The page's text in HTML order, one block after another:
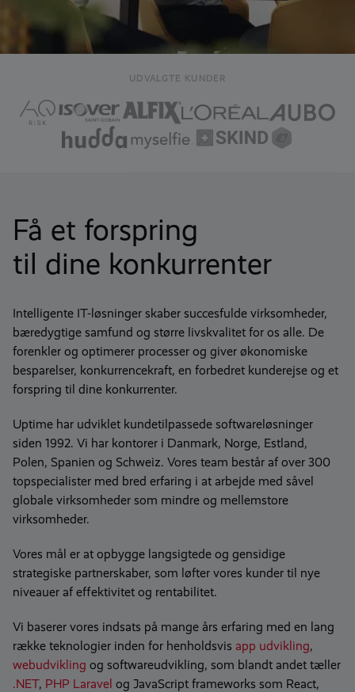
UDVALGTE KUNDER
Få et forspring
til dine konkurrenter
Intelligente IT-løsninger skaber succesfulde virksomheder,
bæredygtige samfund og større livskvalitet for os alle. De
forenkler og optimerer processer og giver økonomiske
besparelser, konkurrencekraft, en forbedret kunderejse og et
forspring til dine konkurrenter.
Uptime har udviklet kundetilpassede softwareløsninger
siden 1992. Vi har kontorer i Danmark, Norge, Estland,
Polen, Spanien og Schweiz. Vores team består af over 300
topspecialister med bred erfaring i at arbejde med såvel
globale virksomheder som mindre og mellemstore
virksomheder.
Vores mål er at opbygge langsigtede og gensidige
strategiske partnerskaber, som løfter vores kunder til nye
niveauer af effektivitet og rentabilitet.
Vi baserer vores indsats på mange års erfaring med en lang
række teknologier inden for henholdsvis app udvikling,
webudvikling og softwareudvikling, som blandt andet tæller
.NET, PHP Laravel og JavaScript frameworks som React,